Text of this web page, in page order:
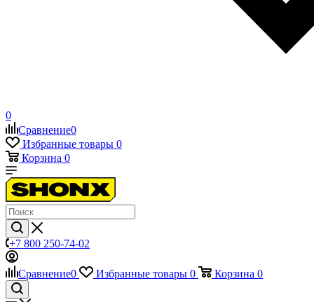
0
Сравнение0
Избранные товары 0
Корзина 0
+7 800 250-74-02
Сравнение0 Избранные товары 0 Корзина 0